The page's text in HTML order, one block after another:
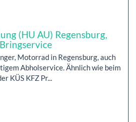
(HU AU) Regensburg,
Motorrad in Regensburg, auch
Abholservice. Ähnlich wie beim
KÜS KFZ Pr...